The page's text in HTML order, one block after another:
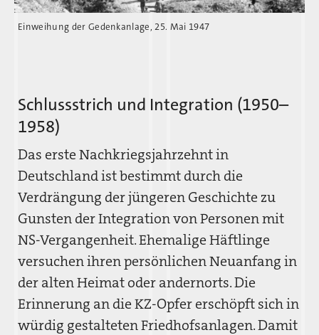
Einweihung der Gedenkanlage, 25. Mai 1947
Schlussstrich und Integration (1950–
1958)
Das erste Nachkriegsjahrzehnt in
Deutschland ist bestimmt durch die
Verdrängung der jüngeren Geschichte zu
Gunsten der Integration von Personen mit
NS-Vergangenheit. Ehemalige Häftlinge
versuchen ihren persönlichen Neuanfang in
der alten Heimat oder andernorts. Die
Erinnerung an die KZ-Opfer erschöpft sich in
würdig gestalteten Friedhofsanlagen. Damit